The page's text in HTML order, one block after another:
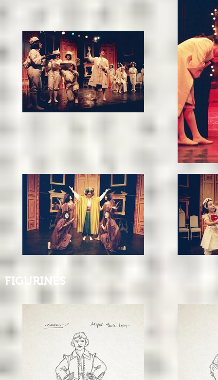
FIGURINES